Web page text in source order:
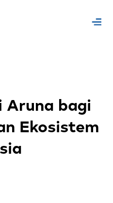
Aruna bagi
Ekosistem